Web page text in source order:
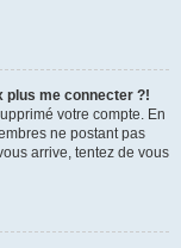
plus me connecter ?!
votre compte. En
ne postant pas
arrive, tentez de vous